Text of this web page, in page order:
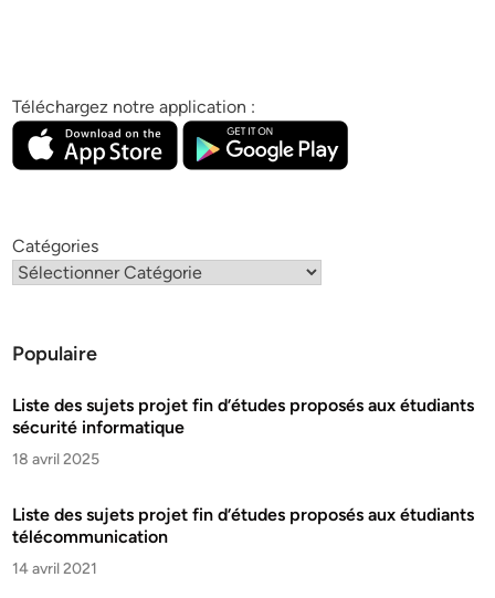
Téléchargez notre application :
Catégories
Populaire
Liste des sujets projet fin d’études proposés aux étudiants
sécurité informatique
18 avril 2025
Liste des sujets projet fin d’études proposés aux étudiants
télécommunication
14 avril 2021